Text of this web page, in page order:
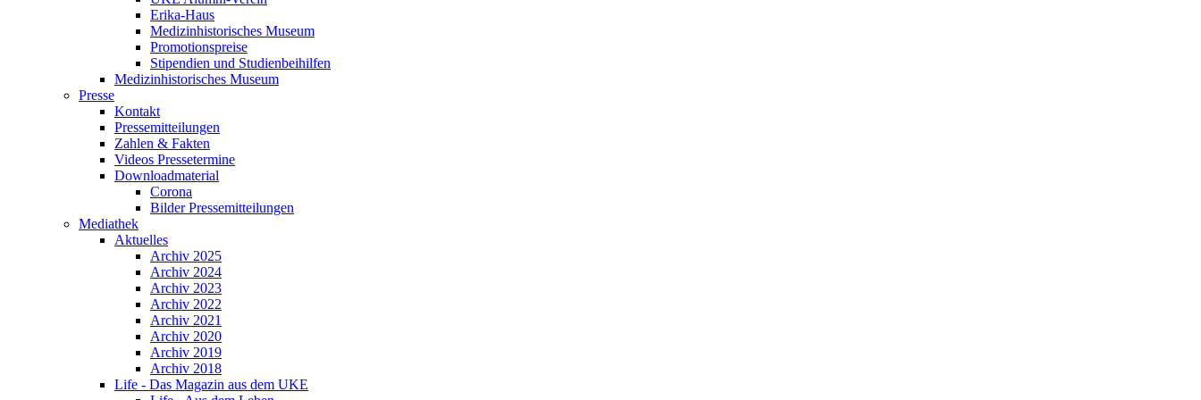
Erika-Haus
Medizinhistorisches Museum
Promotionspreise
Stipendien und Studienbeihilfen
Medizinhistorisches Museum
Presse
Kontakt
Pressemitteilungen
Zahlen & Fakten
Videos Pressetermine
Downloadmaterial
Corona
Bilder Pressemitteilungen
Mediathek
Aktuelles
Archiv 2025
Archiv 2024
Archiv 2023
Archiv 2022
Archiv 2021
Archiv 2020
Archiv 2019
Archiv 2018
Life - Das Magazin aus dem UKE